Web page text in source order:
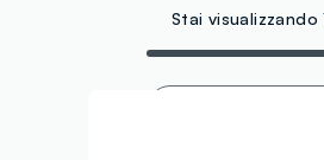
Stai